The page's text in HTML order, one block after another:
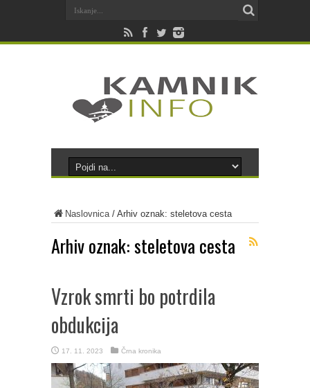
Naslovnica/ Arhiv oznak: steletova cesta
Arhiv oznak:steletova cesta
Vzrok smrti bo potrdila
obdukcija
17. 11. 2023 Črna kronika